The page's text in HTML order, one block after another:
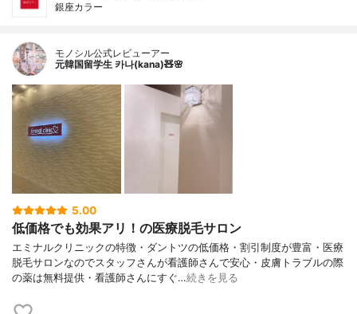
銀座カラー
モノシル公式レビューアー
元韓国留学生 카나(kana)🧸🌸
5.00
低価格でも効果アリ！の医療脱毛サロン
エミナルクリニックの特徴・ダントツの低価格・割引制度が豊富・医療
脱毛サロンなのでスタッフさんが看護師さんで安心・皮膚トラブルの際
の薬は無料提供・看護師さんにすぐ…続きを見る